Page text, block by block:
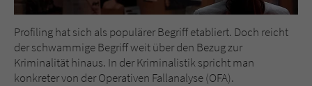
Profiling hat sich als populärer Begriff etabliert. Doch reicht
der schwammige Begriff weit über den Bezug zur
Kriminalität hinaus. In der Kriminalistik spricht man
konkreter von der Operativen Fallanalyse (OFA).